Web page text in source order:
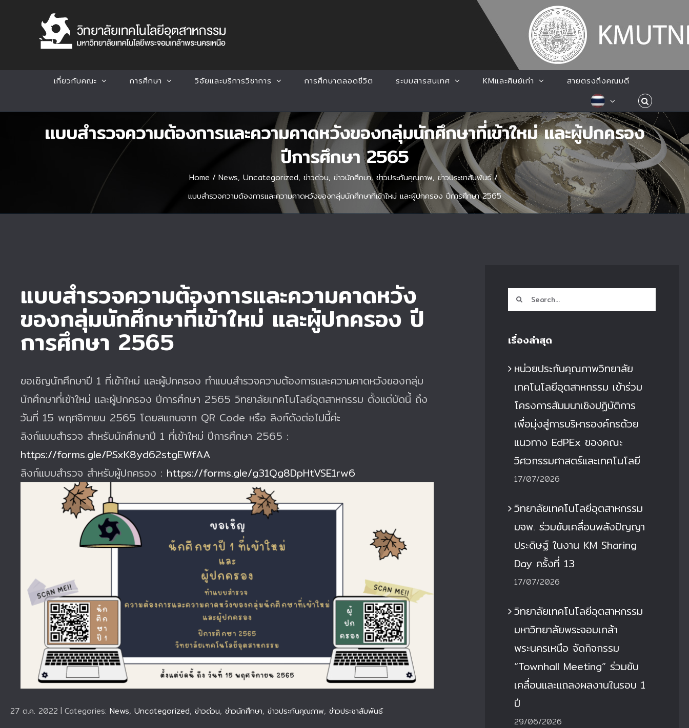
เกี่ยวกับคณะ การศึกษา วิจัยและบริการวิชาการ การศึกษาตลอดชีวิต ระบบสารสนเทศ KMและศิษย์เก่า สายตรงถึงคณบดี
แบบสำรวจความต้องการและความคาดหวังของกลุ่มนักศึกษาที่เข้าใหม่ และผู้ปกครอง
ปีการศึกษา 2565
Home / News, Uncategorized, ข่าวด่วน, ข่าวนักศึกษา, ข่าวประกันคุณภาพ, ข่าวประชาสัมพันธ์ /
แบบสำรวจความต้องการและความคาดหวังของกลุ่มนักศึกษาที่เข้าใหม่ และผู้ปกครอง ปีการศึกษา 2565
แบบสำรวจความต้องการและความคาดหวัง
ของกลุ่มนักศึกษาที่เข้าใหม่ และผู้ปกครอง ปี
การศึกษา 2565
ขอเชิญนักศึกษาปี 1 ที่เข้าใหม่ และผู้ปกครอง ทำแบบสำรวจความต้องการและความคาดหวังของกลุ่ม
นักศึกษาที่เข้าใหม่ และผู้ปกครอง ปีการศึกษา 2565 วิทยาลัยเทคโนโลยีอุตสาหกรรม ตั้งแต่บัดนี้ ถึง
วันที่ 15 พฤศจิกายน 2565 โดยสแกนจาก QR Code หรือ ลิงก์ดังต่อไปนี้ค่ะ
ลิงก์แบบสำรวจ สำหรับนักศึกษาปี 1 ที่เข้าใหม่ ปีการศึกษา 2565 :
https://forms.gle/PSxK8yd62stgEWfAA
ลิงก์แบบสำรวจ สำหรับผู้ปกครอง : https://forms.gle/g31Qg8DpHtVSE1rw6
27 ต.ค. 2022 | Categories: News, Uncategorized, ข่าวด่วน, ข่าวนักศึกษา, ข่าวประกันคุณภาพ, ข่าวประชาสัมพันธ์
Search
for:
เรื่องล่าสุด
หน่วยประกันคุณภาพวิทยาลัย
เทคโนโลยีอุตสาหกรรม เข้าร่วม
โครงการสัมมนาเชิงปฏิบัติการ
เพื่อมุ่งสู่การบริหารองค์กรด้วย
แนวทาง EdPEx ของคณะ
วิศวกรรมศาสตร์และเทคโนโลยี
17/07/2026
วิทยาลัยเทคโนโลยีอุตสาหกรรม
มจพ. ร่วมขับเคลื่อนพลังปัญญา
ประดิษฐ์ ในงาน KM Sharing
Day ครั้งที่ 13
17/07/2026
วิทยาลัยเทคโนโลยีอุตสาหกรรม
มหาวิทยาลัยพระจอมเกล้า
พระนครเหนือ จัดกิจกรรม
“Townhall Meeting” ร่วมขับ
เคลื่อนและแถลงผลงานในรอบ 1
ปี
29/06/2026